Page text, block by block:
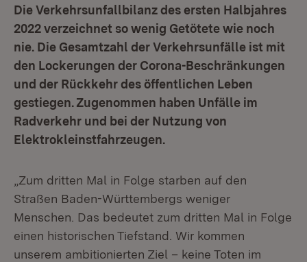
Die Verkehrsunfallbilanz des ersten Halbjahres
2022 verzeichnet so wenig Getötete wie noch
nie. Die Gesamtzahl der Verkehrsunfälle ist mit
den Lockerungen der Corona-Beschränkungen
und der Rückkehr des öffentlichen Leben
gestiegen. Zugenommen haben Unfälle im
Radverkehr und bei der Nutzung von
Elektrokleinstfahrzeugen.
„Zum dritten Mal in Folge starben auf den
Straßen Baden-Württembergs weniger
Menschen. Das bedeutet zum dritten Mal in Folge
einen historischen Tiefstand. Wir kommen
unserem ambitionierten Ziel – keine Toten im